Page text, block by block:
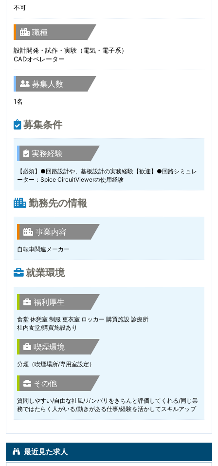
不可
職種
設計開発・試作・実験（電気・電子系）
CADオペレーター
募集人数
1名
募集条件
実務経験
【必須】●回路設計や、基板設計の実務経験【歓迎】●回路シミュレ
ーター：Spice CircuitViewerの使用経験
勤務先の情報
事業内容
自転車関連メーカー
就業環境
福利厚生
食堂 休憩室 制服 更衣室 ロッカー 購買施設 診療所
社内食堂/購買施設あり
喫煙環境
分煙（喫煙場所/専用室設定）
その他
質問しやすい/自由な社風/ガンバリをきちんと評価してくれる/同じ業
務ではたらく人がいる/動きがある仕事/経験を活かしてスキルアップ
最近見た求人